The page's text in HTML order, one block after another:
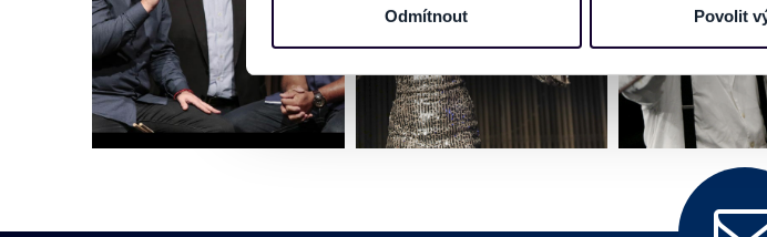
osobní údaje. Získané informace používáme např. k analýze
Jaké typy cookies používáme, naleznete níže. Možnosti
můžete kdykoliv změnit v zápatí stránky v záložce „Cookies a
Odmítnout Povolit